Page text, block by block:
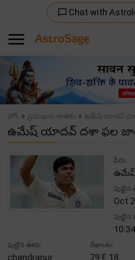
chat_bubble_outline Chat with
Previous
హోం » ప్రముఖుల జాతకం » ఉమేష్ యాదవ్
ఉమేష్ యాదవ్ దశా ఫల
పేరు:
పుట్టిన
Oct
పుట్టిన ఊరు:
chandrapur
రేఖాంశం:
79 E 18